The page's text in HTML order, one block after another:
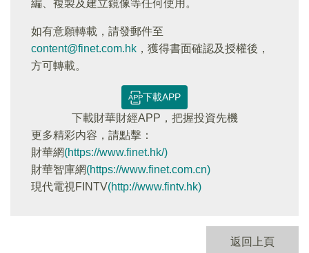
編、複製及建立鏡像等任何使用。
如有意願轉載，請發郵件至
content@finet.com.hk ，獲得書面確認及授權後，
方可轉載。
下載APP
下載財華財經APP，把握投資先機
更多精彩内容，請點擊：
財華網(https://www.finet.hk/)
財華智庫網(https://www.finet.com.cn)
現代電視FINTV(http://www.fintv.hk)
返回上頁